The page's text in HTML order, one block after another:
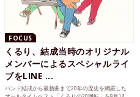
FOCUS
くるり、結成当時のオリジナル
メンバーによるスペシャルライ
ブをLINE ...
バンド結成から最新曲まで20年の歴史を網羅した